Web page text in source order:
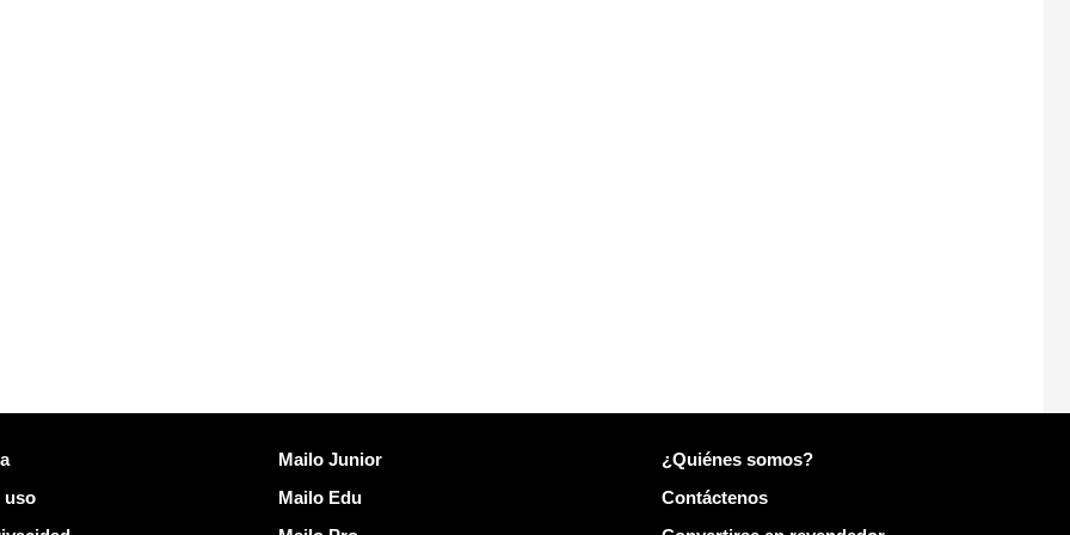
uso
Descubrir Mailo
Mailo Junior
Mailo Edu
Más información sobre Mailo
¿Quiénes somos?
Contáctenos